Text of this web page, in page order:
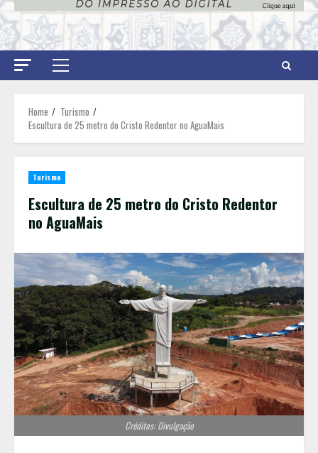
Primary
Home
Turismo
Escultura de 25 metro do Cristo Redentor no AguaMais
Turismo
Escultura de 25 metro do Cristo Redentor
no AguaMais
Créditos: Divulgação